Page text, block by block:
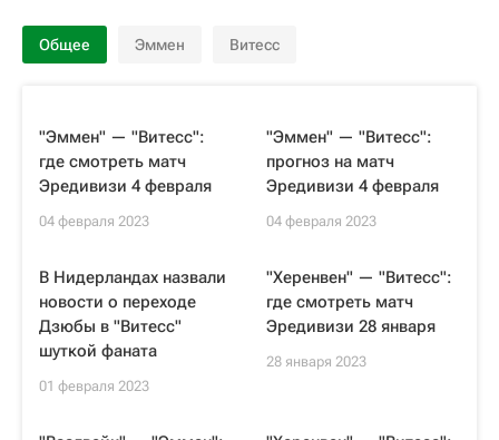
Общее Эммен Витесс
"Эммен" — "Витесс":
где смотреть матч
Эредивизи 4 февраля
04 февраля 2023
"Эммен" — "Витесс":
прогноз на матч
Эредивизи 4 февраля
04 февраля 2023
В Нидерландах назвали
новости о переходе
Дзюбы в "Витесс"
шуткой фаната
01 февраля 2023
"Херенвен" — "Витесс":
где смотреть матч
Эредивизи 28 января
28 января 2023